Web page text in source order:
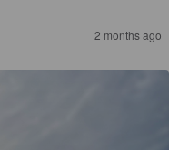
2 months ago